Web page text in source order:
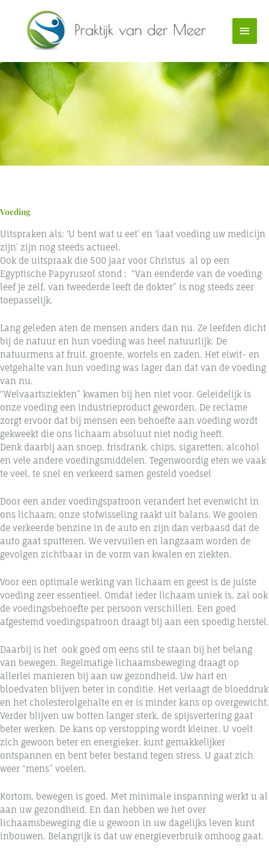
Voeding
Uitspraken als: ‘U bent wat u eet’ en ‘laat voeding uw medicijn
zijn’ zijn nog steeds actueel.
Ook de uitspraak die 500 jaar voor Christus al op een
Egyptische Papyrusrol stond : “Van eenderde van de voeding
leef je zelf, van tweederde leeft de dokter” is nog steeds zeer
toepasselijk.
Lang geleden aten de mensen anders dan nu. Ze leefden dicht
bij de natuur en hun voeding was heel natuurlijk. De
natuurmens at fruit, groente, wortels en zaden. Het eiwit- en
vetgehalte van hun voeding was lager dan dat van de voeding
van nu.
“Welvaartsziekten” kwamen bij hen niet voor. Geleidelijk is
onze voeding een industrieproduct geworden. De reclame
zorgt ervoor dat bij mensen een behoefte aan voeding wordt
gekweekt die ons lichaam absoluut niet nodig heeft.
Denk daarbij aan snoep, frisdrank, chips, sigaretten, alcohol
en vele andere voedingsmiddelen. Tegenwoordig eten we vaak
te veel, te snel en verkeerd samen gesteld voedsel
Door een ander voedingspatroon verandert het evenwicht in
ons lichaam; onze stofwisseling raakt uit balans. We gooien
de verkeerde benzine in de auto en zijn dan verbaasd dat de
auto gaat sputteren. We vervuilen en langzaam worden de
gevolgen zichtbaar in de vorm van kwalen en ziekten.
Voor een optimale werking van lichaam en geest is de juiste
voeding zeer essentieel. Omdat ieder lichaam uniek is, zal ook
de voedingsbehoefte per persoon verschillen. Een goed
afgestemd voedingspatroon draagt bij aan een spoedig herstel.
Daarbij is het ook goed om eens stil te staan bij het belang
van bewegen. Regelmatige lichaamsbeweging draagt op
allerlei manieren bij aan uw gezondheid. Uw hart en
bloedvaten blijven beter in conditie. Het verlaagt de bloeddruk
en het cholesterolgehalte en er is minder kans op overgewicht.
Verder blijven uw botten langer sterk, de spijsvertering gaat
beter werken. De kans op verstopping wordt kleiner. U voelt
zich gewoon beter en energieker, kunt gemakkelijker
ontspannen en bent beter bestand tegen stress. U gaat zich
weer “mens” voelen.
Kortom, bewegen is goed. Met minimale inspanning werkt u al
aan uw gezondheid. En dan hebben we het over
lichaamsbeweging die u gewoon in uw dagelijks leven kunt
inbouwen. Belangrijk is dat uw energieverbruik omhoog gaat.